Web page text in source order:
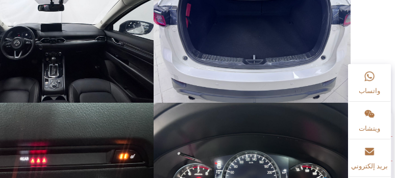
واتساب
ويتشات
بريد إلكتروني